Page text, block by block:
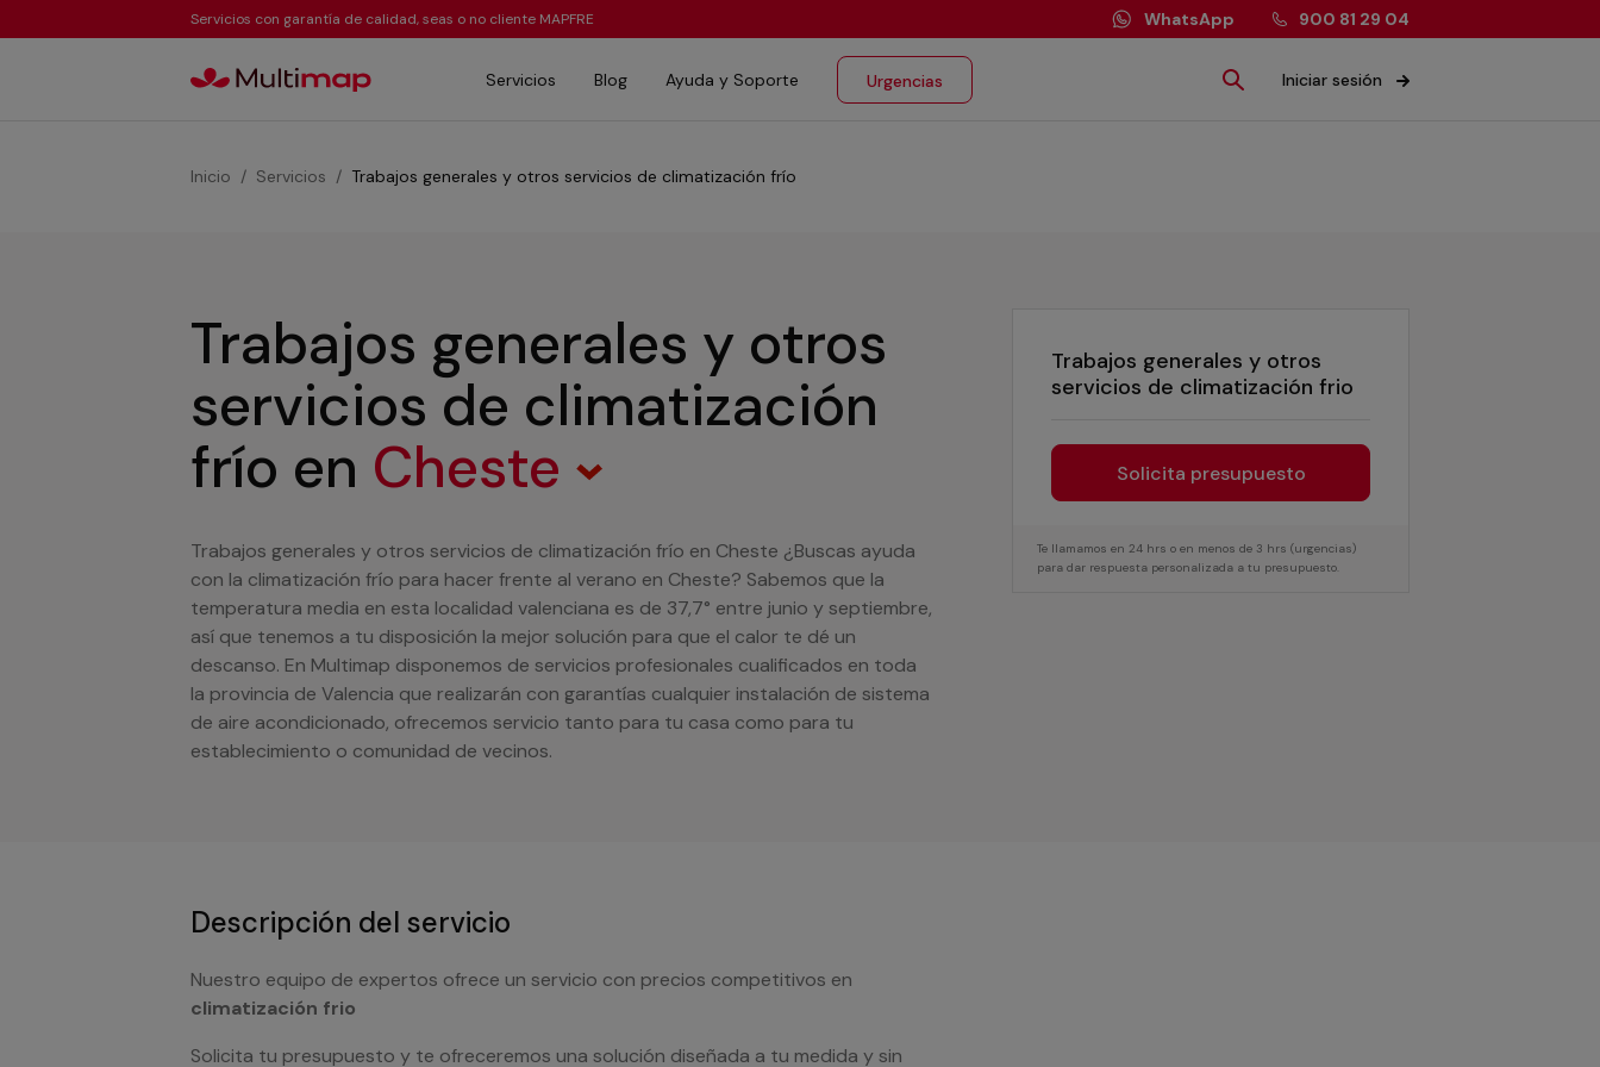
Servicios con garantía de calidad, seas o no cliente MAPFRE WhatsApp 900 81 29 04
Servicios Blog Ayuda y Soporte Urgencias Iniciar sesión
Inicio Servicios Trabajos generales y otros servicios de climatización frío
Trabajos generales y otros
servicios de climatización frio
Solicita presupuesto
Te llamamos en 24 hrs o en menos de 3 hrs (urgencias)
para dar respuesta personalizada a tu presupuesto.
Trabajos generales y otros
servicios de climatización
frío en Cheste
Trabajos generales y otros servicios de climatización frío en Cheste ¿Buscas ayuda
con la climatización frío para hacer frente al verano en Cheste? Sabemos que la
temperatura media en esta localidad valenciana es de 37,7° entre junio y septiembre,
así que tenemos a tu disposición la mejor solución para que el calor te dé un
descanso. En Multimap disponemos de servicios profesionales cualificados en toda
la provincia de Valencia que realizarán con garantías cualquier instalación de sistema
de aire acondicionado, ofrecemos servicio tanto para tu casa como para tu
establecimiento o comunidad de vecinos.
Descripción del servicio
Nuestro equipo de expertos ofrece un servicio con precios competitivos en
climatización frio
Solicita tu presupuesto y te ofreceremos una solución diseñada a tu medida y sin